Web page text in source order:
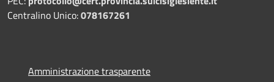
Centralino Unico:078167261
Amministrazione trasparente